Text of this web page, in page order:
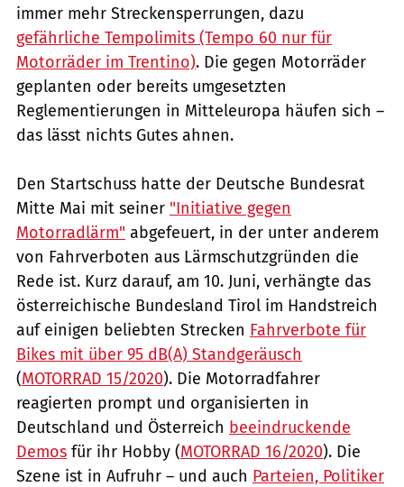
immer mehr Streckensperrungen, dazu
gefährliche Tempolimits (Tempo 60 nur für
Motorräder im Trentino). Die gegen Motorräder
geplanten oder bereits umgesetzten
Reglementierungen in Mitteleuropa häufen sich –
das lässt nichts Gutes ahnen.
Den Startschuss hatte der Deutsche Bundesrat
Mitte Mai mit seiner "Initiative gegen
Motorradlärm" abgefeuert, in der unter anderem
von Fahrverboten aus Lärmschutzgründen die
Rede ist. Kurz darauf, am 10. Juni, verhängte das
österreichische Bundesland Tirol im Handstreich
auf einigen beliebten Strecken Fahrverbote für
Bikes mit über 95 dB(A) Standgeräusch
(MOTORRAD 15/2020). Die Motorradfahrer
reagierten prompt und organisierten in
Deutschland und Österreich beeindruckende
Demos für ihr Hobby (MOTORRAD 16/2020). Die
Szene ist in Aufruhr – und auch Parteien, Politiker